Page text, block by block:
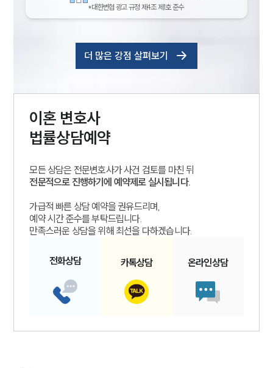
*대한변협 광고 규정 제4조 제1호 준수
더 많은 강점 살펴보기
이혼 변호사
법률상담예약
모든 상담은 전문변호사가 사건 검토를 마친 뒤
전문적으로 진행하기에 예약제로 실시됩니다.
가급적 빠른 상담 예약을 권유드리며,
예약 시간 준수를 부탁드립니다.
만족스러운 상담을 위해 최선을 다하겠습니다.
전화상담 카톡상담 온라인상담